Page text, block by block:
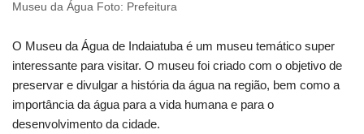
Museu da Água Foto: Prefeitura
O Museu da Água de Indaiatuba é um museu temático super
interessante para visitar. O museu foi criado com o objetivo de
preservar e divulgar a história da água na região, bem como a
importância da água para a vida humana e para o
desenvolvimento da cidade.